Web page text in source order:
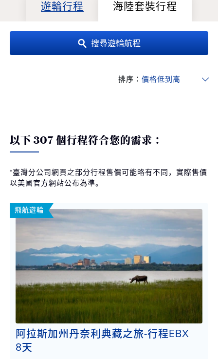
遊輪行程 海陸套裝行程
搜尋遊輪航程
排序：
以下 307 個行程符合您的需求：
*臺灣分公司網頁之部分行程售價可能略有不同，實際售價
以美國官方網站公布為準。
飛航遊輪
阿拉斯加州丹奈利典藏之旅-行程EBX
8天